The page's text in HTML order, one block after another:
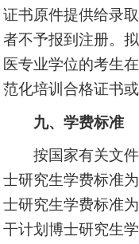
证书原件提供给录
者不予报到注册。
医专业学位的考生
范化培训合格证书
九、学费标准
按国家有关文
士研究生学费标准
士研究生学费标准
干计划博士研究生